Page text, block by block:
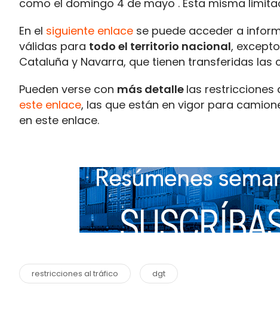
como el domingo 4 de mayo . Esta misma
En el siguiente enlace se puede acceder a
válidas para todo el territorio nacional,
Cataluña y Navarra, que tienen transferidas
Pueden verse con más detalle las restricciones
este enlace, las que están en vigor para
en este enlace.
restricciones al tráfico dgt